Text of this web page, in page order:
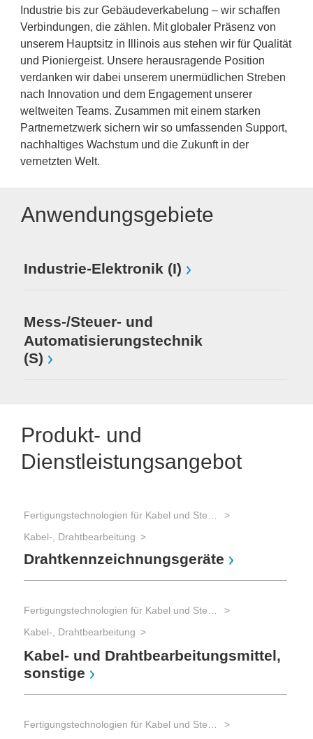
Industrie bis zur Gebäudeverkabelung – wir schaffen
Verbindungen, die zählen. Mit globaler Präsenz von
unserem Hauptsitz in Illinois aus stehen wir für Qualität
und Pioniergeist. Unsere herausragende Position
verdanken wir dabei unserem unermüdlichen Streben
nach Innovation und dem Engagement unserer
weltweiten Teams. Zusammen mit einem starken
Partnernetzwerk sichern wir so umfassenden Support,
nachhaltiges Wachstum und die Zukunft in der
vernetzten Welt.
Anwendungsgebiete
Industrie-Elektronik (I)
Mess-/Steuer- und
Automatisierungstechnik
(S)
Produkt- und
Dienstleistungsangebot
Kabel-, Drahtbearbeitung
Drahtkennzeichnungsgeräte
Kabel-, Drahtbearbeitung
Kabel- und Drahtbearbeitungsmittel,
sonstige